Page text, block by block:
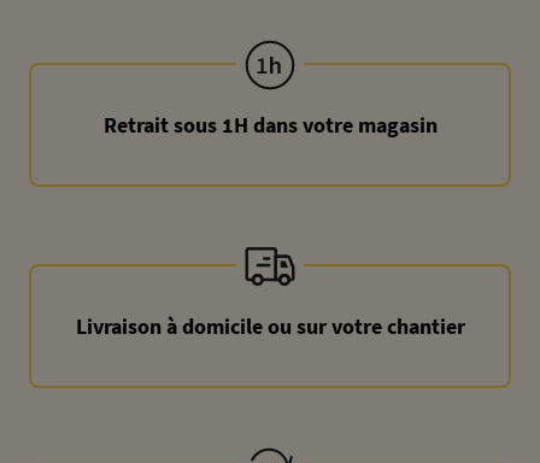
Retrait sous 1H dans votre magasin
Livraison à domicile ou sur votre chantier